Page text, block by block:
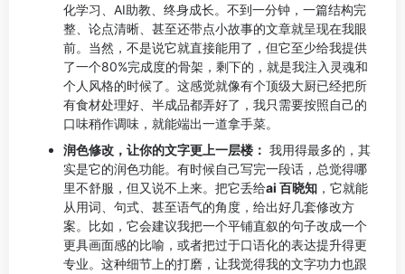
化学习、AI助教、终身成长。不到一分钟，一篇结构完
整、论点清晰、甚至还带点小故事的文章就呈现在我眼
前。当然，不是说它就直接能用了，但它至少给我提供
了一个80%完成度的骨架，剩下的，就是我注入灵魂和
个人风格的时候了。这感觉就像有个顶级大厨已经把所
有食材处理好、半成品都弄好了，我只需要按照自己的
口味稍作调味，就能端出一道拿手菜。
润色修改，让你的文字更上一层楼： 我用得最多的，其
实是它的润色功能。有时候自己写完一段话，总觉得哪
里不舒服，但又说不上来。把它丢给ai 百晓知 ，它就能
从用词、句式、甚至语气的角度，给出好几套修改方
案。比如，它会建议我把一个平铺直叙的句子改成一个
更具画面感的比喻，或者把过于口语化的表达提升得更
专业。这种细节上的打磨，让我觉得我的文字功力也跟